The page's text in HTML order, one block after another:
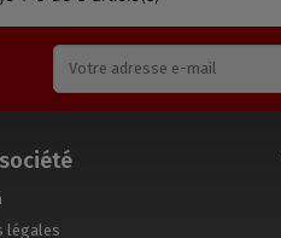
légales